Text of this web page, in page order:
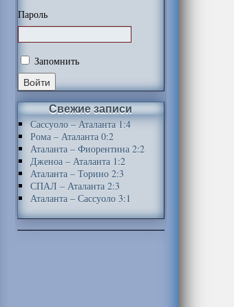
Пароль
Запомнить
Свежие записи
Сассуоло – Аталанта 1:4
Рома – Аталанта 0:2
Аталанта – Фиорентина 2:2
Дженоа – Аталанта 1:2
Аталанта – Торино 2:3
СПАЛ – Аталанта 2:3
Аталанта – Сассуоло 3:1